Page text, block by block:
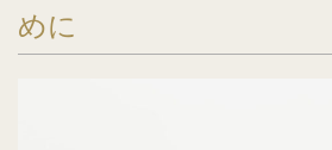
めに